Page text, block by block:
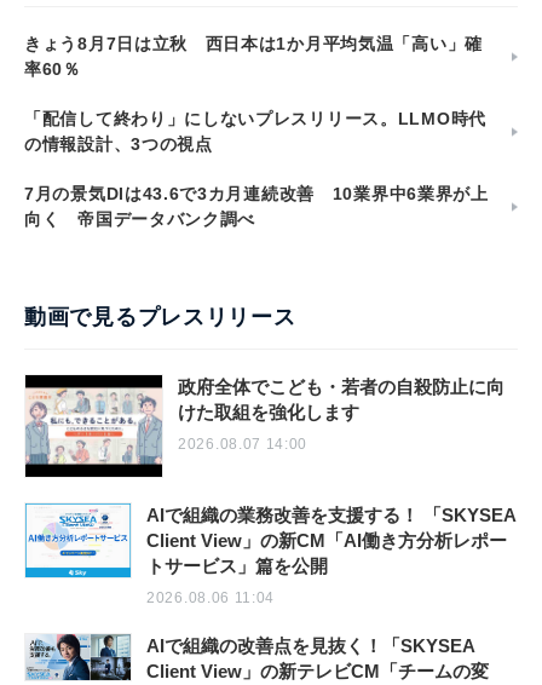
きょう8月7日は立秋 西日本は1か月平均気温「高い」確
率60％
「配信して終わり」にしないプレスリリース。LLMO時代
の情報設計、3つの視点
7月の景気DIは43.6で3カ月連続改善 10業界中6業界が上
向く 帝国データバンク調べ
動画で見るプレスリリース
政府全体でこども・若者の自殺防止に向
けた取組を強化します
2026.08.07 14:00
AIで組織の業務改善を支援する！ 「SKYSEA
Client View」の新CM「AI働き方分析レポー
トサービス」篇を公開
2026.08.06 11:04
AIで組織の改善点を見抜く！「SKYSEA
Client View」の新テレビCM「チームの変